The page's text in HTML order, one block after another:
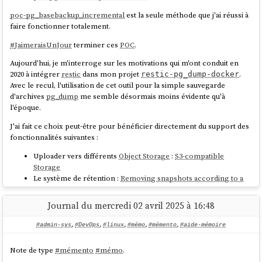
une interface réseau nommée
et les noms alternatifs :
ens3
enx525400123456
Voici les configurations de GRUB_CMDLINE_LINUX_DEFAULT:
Rocky LinuxetCentOS:
GRUB_CMDLINE_LINUX_DEFAULT="console=ttyS0,1152
00n8 no_timer_check crashkernel=1G-4G:192M,4G-
AlmaLinux:
GRUB_CMDLINE_LINUX="console=tty0
console=ttyS0,115200n8 no_timer_check
biosdevname=0 net.ifnames=0"
du swap en 2025, sur des serveurs qui disposent de beaucoup de RAM.
#JaiLuce thread : "Do I need swap space if I have more than enough
In other words, by disabling swap you gain nothing, but
you limit the operation system's number of useful options in
dealing with a memory request. Which might not be, but
very possibly may be a disadvantage (and will never be an
advantage).
Je pense que ceci est d'autant plus vrai si le paramètreswappinessest
bien configuré.
Concernant la taille du
serveur, la documentation deUbuntuconseille les ratios suivants :
poc-pg_basebackup_incrementalest la seule méthode que j'ai réussi à
faire fonctionner totalement.
#JaimeraisUnJourterminer cesPOC.
Aujourd'hui, je m'interroge sur les motivations qui m'ont conduit en
2020 à intégrer restic dans mon projet restic-pg_dump-docker.
Avec le recul, l'utilisation de cet outil pour la simple sauvegarde
d'archives pg_dump me semble désormais moins évidente qu'à
l'époque.
J'ai fait ce choix peut-être pour bénéficier directement du support des
fonctionnalités suivantes :
Uploader vers différentsObject Storage :S3-compatible
Storage
Le système de rétention :Removing snapshots according to a
policy
Le chiffrement :
Encryption
Et naïvement, je pensais peut-être pouvoir utiliser le système de
déduplication des données :Backups and Deduplication
les fonctionnalités de déduplication et de sauvegarde incrémentale
Journal du mercredi 02 avril 2025 à 16:48
#admin-sys, #DevOps, #linux, #mémo, #mémento, #aide-mémoire
Note de type #mémento #mémo.